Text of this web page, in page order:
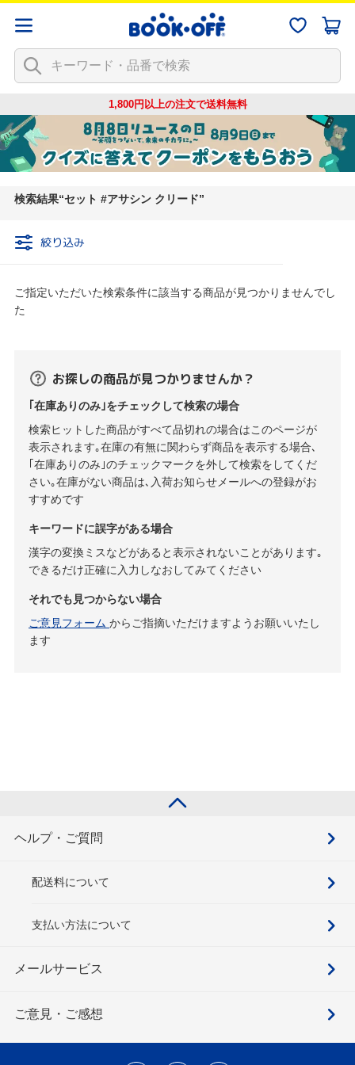
1,800円以上の注文で送料無料
検索結果 セット #アサシン クリード
絞り込み
ご指定いただいた検索条件に該当する商品が見つかりませんでし
た
お探しの商品が見つかりませんか？
｢在庫ありのみ｣をチェックして検索の場合
検索ヒットした商品がすべて品切れの場合はこのページが
表示されます｡在庫の有無に関わらず商品を表示する場合､
｢在庫ありのみ｣のチェックマークを外して検索をしてくだ
さい｡在庫がない商品は､入荷お知らせメールへの登録がお
すすめです
キーワードに誤字がある場合
漢字の変換ミスなどがあると表示されないことがあります｡
できるだけ正確に入力しなおしてみてください
それでも見つからない場合
ご意見フォーム からご指摘いただけますようお願いいたし
ます
ヘルプ・ご質問
配送料について
支払い方法について
メールサービス
ご意見・ご感想